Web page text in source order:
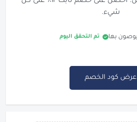
شيء.
تم التحقق اليوم
عرض كود الخصم